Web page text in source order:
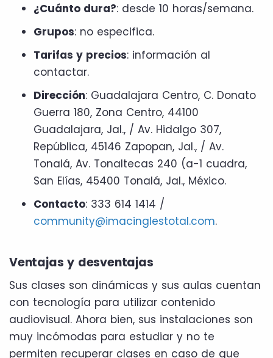
¿Cuánto dura?: desde 10 horas/semana.
Grupos: no especifica.
Tarifas y precios: información al
contactar.
Dirección: Guadalajara Centro, C. Donato
Guerra 180, Zona Centro, 44100
Guadalajara, Jal., / Av. Hidalgo 307,
República, 45146 Zapopan, Jal., / Av.
Tonalá, Av. Tonaltecas 240 (a-1 cuadra,
San Elías, 45400 Tonalá, Jal., México.
Contacto: 333 614 1414 /
community@imacinglestotal.com.
Ventajas y desventajas
Sus clases son dinámicas y sus aulas cuentan
con tecnología para utilizar contenido
audiovisual. Ahora bien, sus instalaciones son
muy incómodas para estudiar y no te
permiten recuperar clases en caso de que